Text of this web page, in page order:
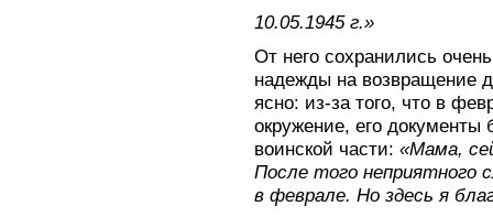
10.05.1945 г.»
От него сохранились
надежды на возвращение
ясно: из-за того, что в
окружение, его документы
воинской части: «Мама,
После того неприятного
в феврале. Но здесь я